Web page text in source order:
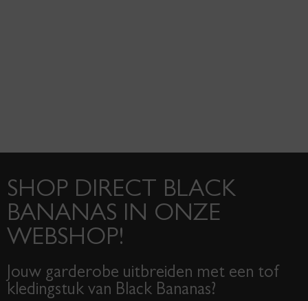
SHOP DIRECT BLACK
BANANAS IN ONZE
WEBSHOP!
Jouw garderobe uitbreiden met een tof
kledingstuk van Black Bananas?